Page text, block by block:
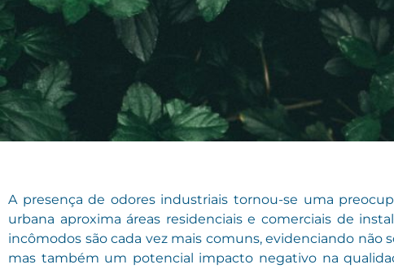
A presença de odores industriais tornou-se uma
urbana aproxima áreas residenciais e comerciais de
incômodos são cada vez mais comuns, evidenciando não
mas também um potencial impacto negativo na